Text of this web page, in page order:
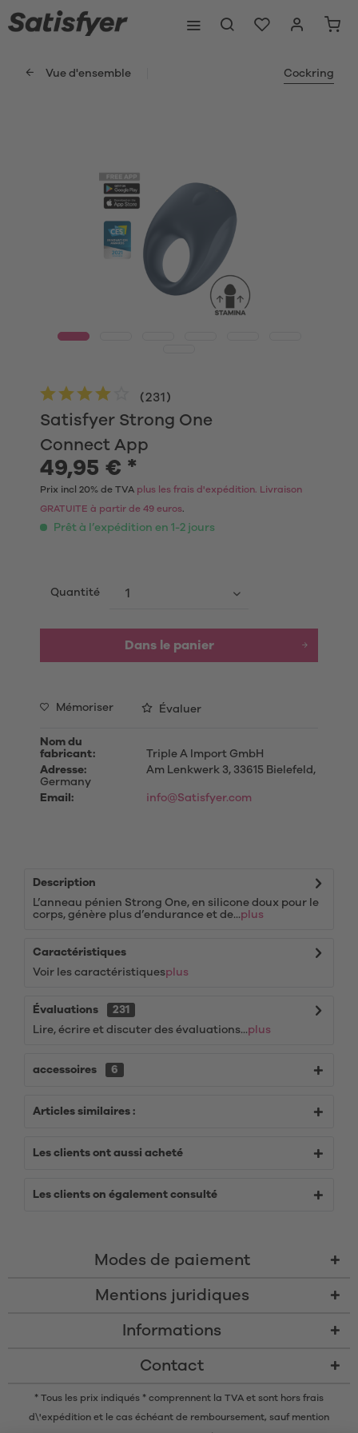
Vue d'ensemble Cockring
Satisfyer Strong One
Connect App
(231 )
49,95 € *
Prix incl 20% de TVA plus les frais d'expédition. Livraison
GRATUITE à partir de 49 euros.
Prêt à l’expédition en 1-2 jours
Quantité
Dans le panier
Mémoriser Évaluer
Nom du
fabricant:
Triple A Import GmbH
Adresse:
Am Lenkwerk 3, 33615 Bielefeld,
Germany
Email:
info@Satisfyer.com
Description
L’anneau pénien Strong One, en silicone doux pour le
corps, génère plus d’endurance et de...plus
Caractéristiques
Voir les caractéristiquesplus
Évaluations
231
Lire, écrire et discuter des évaluations...plus
accessoires 6
Articles similaires :
Les clients ont aussi acheté
Les clients on également consulté
Modes de paiement
Mentions juridiques
Informations
Contact
* Tous les prix indiqués * comprennent la TVA et sont hors frais
d\'expédition et le cas échéant de remboursement, sauf mention